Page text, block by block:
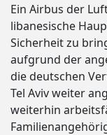
Ein Airbus der
libanesische
Sicherheit zu
aufgrund der
die deutschen
Tel Aviv weiter
weiterhin